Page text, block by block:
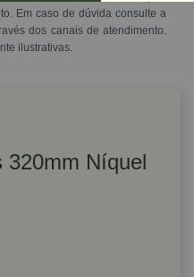
Em caso de dúvida consulte a
dos canais de atendimento.
ilustrativas.
320mm Níquel